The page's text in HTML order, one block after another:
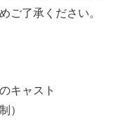
ご了承ください。
キャスト
）